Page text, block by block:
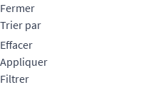
Fermer
Trier par
Effacer
Appliquer
Filtrer